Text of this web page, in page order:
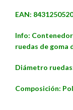
EAN:
Info:
ruedas de goma
Diámetro
Composición: